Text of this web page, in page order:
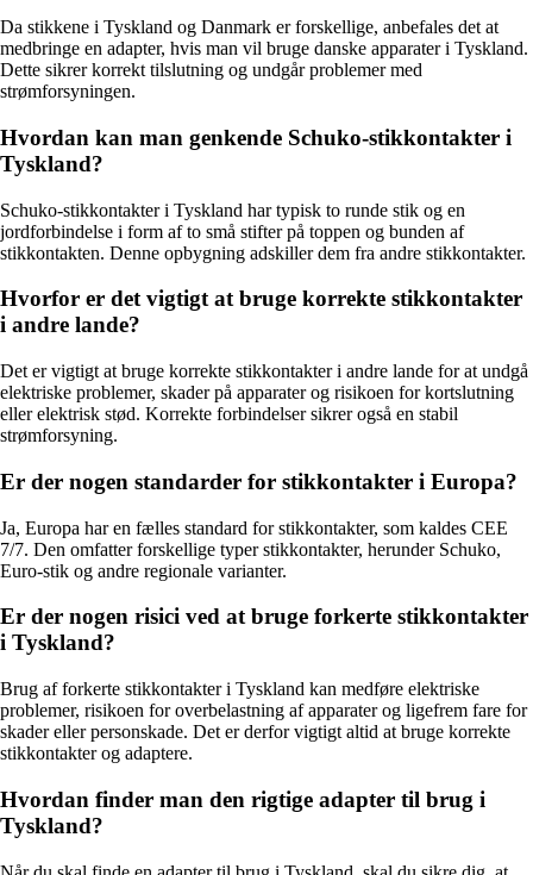
Da stikkene i Tyskland og Danmark er forskellige, anbefales det at
medbringe en adapter, hvis man vil bruge danske apparater i Tyskland.
Dette sikrer korrekt tilslutning og undgår problemer med
strømforsyningen.
Hvordan kan man genkende Schuko-stikkontakter i
Tyskland?
Schuko-stikkontakter i Tyskland har typisk to runde stik og en
jordforbindelse i form af to små stifter på toppen og bunden af
stikkontakten. Denne opbygning adskiller dem fra andre stikkontakter.
Hvorfor er det vigtigt at bruge korrekte stikkontakter
i andre lande?
Det er vigtigt at bruge korrekte stikkontakter i andre lande for at undgå
elektriske problemer, skader på apparater og risikoen for kortslutning
eller elektrisk stød. Korrekte forbindelser sikrer også en stabil
strømforsyning.
Er der nogen standarder for stikkontakter i Europa?
Ja, Europa har en fælles standard for stikkontakter, som kaldes CEE
7/7. Den omfatter forskellige typer stikkontakter, herunder Schuko,
Euro-stik og andre regionale varianter.
Er der nogen risici ved at bruge forkerte stikkontakter
i Tyskland?
Brug af forkerte stikkontakter i Tyskland kan medføre elektriske
problemer, risikoen for overbelastning af apparater og ligefrem fare for
skader eller personskade. Det er derfor vigtigt altid at bruge korrekte
stikkontakter og adaptere.
Hvordan finder man den rigtige adapter til brug i
Tyskland?